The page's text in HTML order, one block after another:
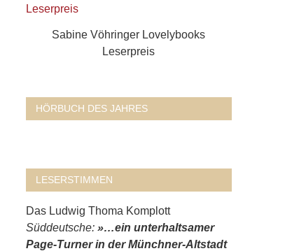
Sabine Vöhringer Lovelybooks
Leserpreis
HÖRBUCH DES JAHRES
LESERSTIMMEN
Das Ludwig Thoma Komplott
Süddeutsche: »…ein unterhaltsamer
Page-Turner in der Münchner-Altstadt